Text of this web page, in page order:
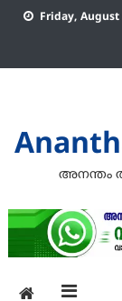
Skip
Friday, August
അനന്തം